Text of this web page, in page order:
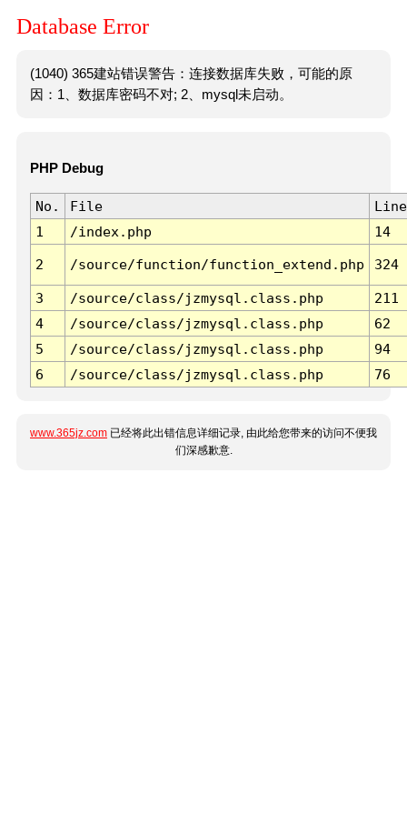
Database Error
(1040) 365建站错误警告：连接数据库失败，可能的原
因：1、数据库密码不对; 2、mysql未启动。
PHP Debug
No. File
Line
1
/index.php 14
2 /source/function/function_extend.php 324
3 /source/class/jzmysql.class.php
211
4
/source/class/jzmysql.class.php
62
5
/source/class/jzmysql.class.php
94
6
/source/class/jzmysql.class.php 76
www.365jz.com 已经将此出错信息详细记录, 由此给您带来的访问不便我
们深感歉意.